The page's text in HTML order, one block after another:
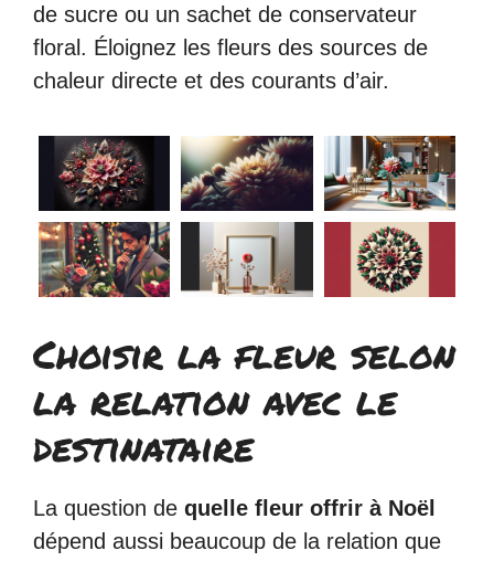
de sucre ou un sachet de conservateur
floral. Éloignez les fleurs des sources de
chaleur directe et des courants d’air.
Choisir la fleur selon
la relation avec le
destinataire
La question de quelle fleur offrir à Noël
dépend aussi beaucoup de la relation que